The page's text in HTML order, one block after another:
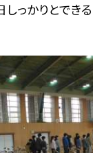
しっかりとでき